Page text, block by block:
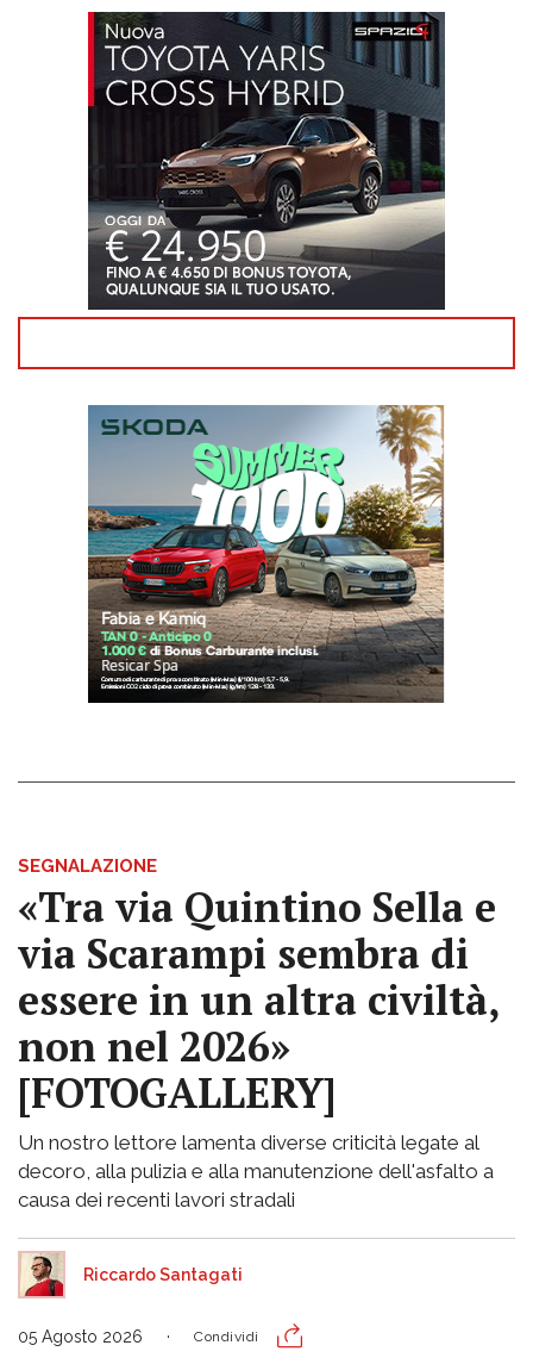
SEGNALAZIONE
«Tra via Quintino Sella e
via Scarampi sembra di
essere in un altra civiltà,
non nel 2026»
[FOTOGALLERY]
Un nostro lettore lamenta diverse criticità legate al
decoro, alla pulizia e alla manutenzione dell'asfalto a
causa dei recenti lavori stradali
Riccardo Santagati
05 Agosto 2026 Condividi